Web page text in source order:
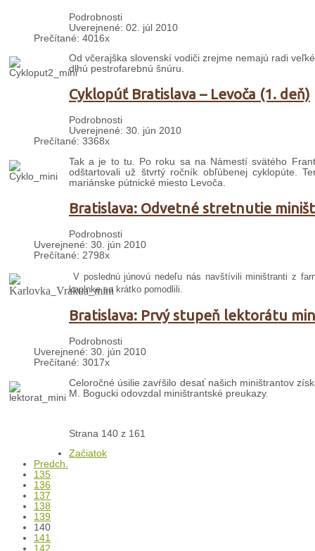
Podrobnosti
Uverejnené: 02. júl 2010
Prečítané: 4016x
Od včerajška slovenskí vodiči zrejme nemajú radi
dlhú pestrofarebnú šnúru.
Cyklopúť Bratislava – Levoča (1. deň)
Podrobnosti
Uverejnené: 30. jún 2010
Prečítané: 3368x
Tak a je to tu. Po roku sa na Námestí svätého
odštartovali už štvrtý ročník obľúbenej cyklopúte.
mariánske pútnické miesto Levoča.
Bratislava: Odvetné stretnutie
Podrobnosti
Uverejnené: 30. jún 2010
Prečítané: 2798x
V poslednú júnovú nedeľu nás navštívili miništranti z
kaplnke sa krátko pomodlili.
Bratislava: Prvý stupeň lektorátu
Podrobnosti
Uverejnené: 30. jún 2010
Prečítané: 3017x
Celoročné úsilie zavŕšilo desať našich miništrantov
M. Bogucki odovzdal miništrantské preukazy.
Strana 140 z 161
Začiatok
Predch.
135
136
137
138
139
140
141
142